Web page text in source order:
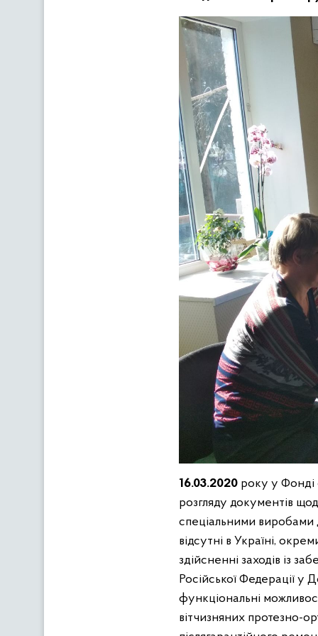
16.03.2020 року у Фонді
розгляду документів
спеціальними виробами
відсутні в Україні,
здійсненні заходів із
Російської Федерації у
функціональні
вітчизняних протезно-